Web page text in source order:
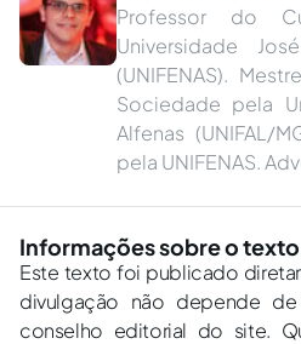
Professor do
Universidade
(UNIFENAS).
Sociedade pela
Alfenas (UNIFAL/
pela UNIFENAS.
Informações sobre o texto
Este texto foi publicado
divulgação não depende
conselho editorial do site.